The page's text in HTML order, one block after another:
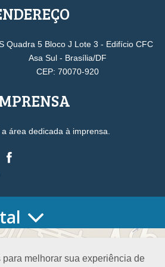
melhorar sua experiência de
Quadra 5 Bloco J Lote 3 - Edifício CFC
Asa Sul - Brasília/DF
CEP: 70070-920
área dedicada à imprensa.